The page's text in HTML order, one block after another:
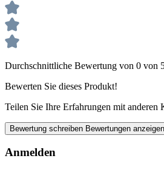
Durchschnittliche Bewertung von 0 von
Bewerten Sie dieses Produkt!
Teilen Sie Ihre Erfahrungen mit anderen
Bewertung schreiben Bewertungen anzeigen
Anmelden